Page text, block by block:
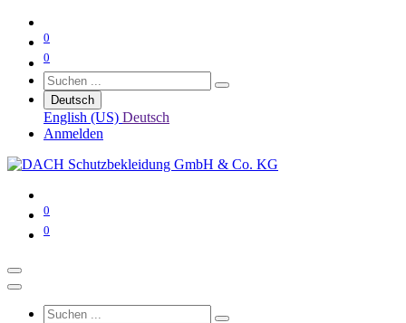
0
0
Deutsch
English (US) Deutsch
Anmelden
0
0